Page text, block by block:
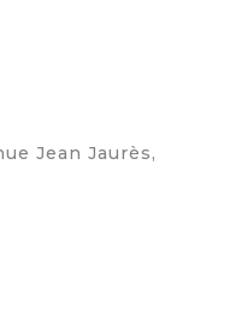
Jean Jaurès,